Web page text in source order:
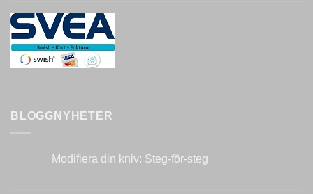
BLOGGNYHETER
Modifiera din kniv: Steg-för-steg